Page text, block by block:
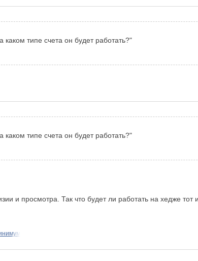
типе счета он будет работать?"
типе счета он будет работать?"
и просмотра. Так что будет ли работать на хедже тот